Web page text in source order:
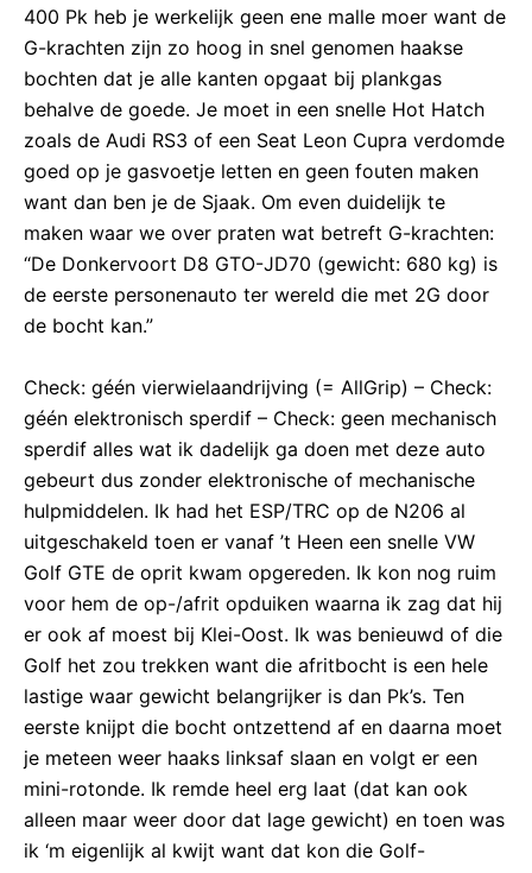
400 Pk heb je werkelijk geen ene malle moer want de
G-krachten zijn zo hoog in snel genomen haakse
bochten dat je alle kanten opgaat bij plankgas
behalve de goede. Je moet in een snelle Hot Hatch
zoals de Audi RS3 of een Seat Leon Cupra verdomde
goed op je gasvoetje letten en geen fouten maken
want dan ben je de Sjaak. Om even duidelijk te
maken waar we over praten wat betreft G-krachten:
“De Donkervoort D8 GTO-JD70 (gewicht: 680 kg) is
de eerste personenauto ter wereld die met 2G door
de bocht kan.”
Check: géén vierwielaandrijving (= AllGrip) – Check:
géén elektronisch sperdif – Check: geen mechanisch
sperdif alles wat ik dadelijk ga doen met deze auto
gebeurt dus zonder elektronische of mechanische
hulpmiddelen. Ik had het ESP/TRC op de N206 al
uitgeschakeld toen er vanaf ’t Heen een snelle VW
Golf GTE de oprit kwam opgereden. Ik kon nog ruim
voor hem de op-/afrit opduiken waarna ik zag dat hij
er ook af moest bij Klei-Oost. Ik was benieuwd of die
Golf het zou trekken want die afritbocht is een hele
lastige waar gewicht belangrijker is dan Pk’s. Ten
eerste knijpt die bocht ontzettend af en daarna moet
je meteen weer haaks linksaf slaan en volgt er een
mini-rotonde. Ik remde heel erg laat (dat kan ook
alleen maar weer door dat lage gewicht) en toen was
ik ‘m eigenlijk al kwijt want dat kon die Golf-